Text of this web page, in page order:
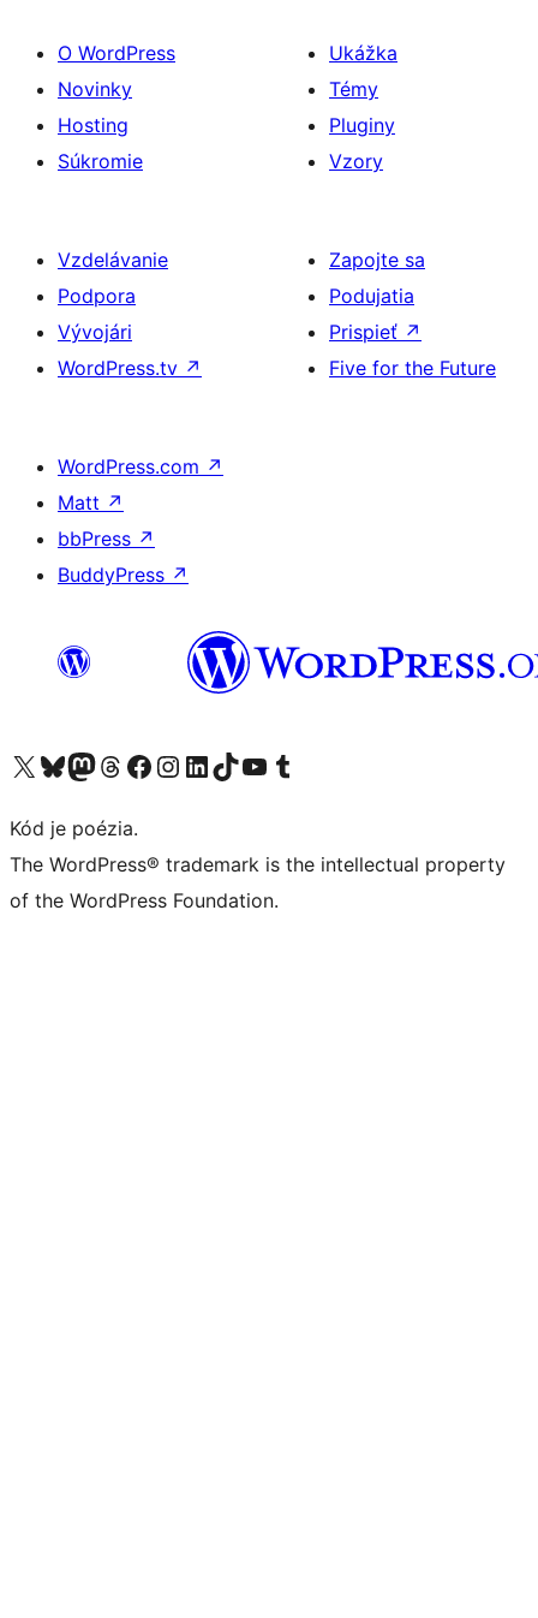
O WordPress
Novinky
Hosting
Súkromie
Ukážka
Témy
Pluginy
Vzory
Vzdelávanie
Podpora
Vývojári
WordPress.tv ↗
Zapojte sa
Podujatia
Prispieť ↗
Five for the Future
WordPress.com ↗
Matt ↗
bbPress ↗
BuddyPress ↗
Navštívte náš účet na X (predtým Twitter)
Navštívte náš účet na platforme Bluesky
Navštívte náš účet na Mastodone
Navštívte náš účet na platforme Threads
Navštívte našu stránku na Facebooku
Navštívte náš účet Instagram
Navštívte náš účet LinkedIn
Navštívte náš účet na platforme TikTok
Navštívte náš kanál YouTube
Navštívte náš účet na platforme Tumblr
Kód je poézia.
The WordPress® trademark is the intellectual property
of the WordPress Foundation.